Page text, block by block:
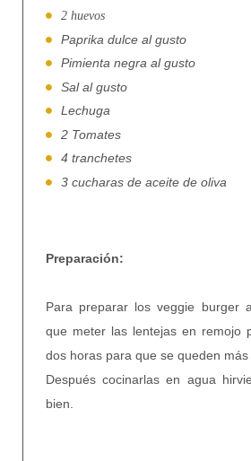
2 huevos
Paprika dulce al gusto
Pimienta negra al gusto
Sal al gusto
Lechuga
2 Tomates
4 tranchetes
3 cucharas de aceite de oliva
Preparación:
Para preparar los veggie burger
que meter las lentejas en remojo
dos horas para que se queden más
Después cocinarlas en agua
bien.